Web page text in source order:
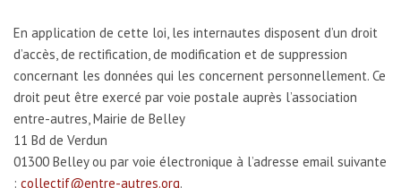
En application de cette loi, les internautes disposent d’un droit
d’accès, de rectification, de modification et de suppression
concernant les données qui les concernent personnellement. Ce
droit peut être exercé par voie postale auprès l’association
entre-autres, Mairie de Belley
11 Bd de Verdun
01300 Belley ou par voie électronique à l’adresse email suivante
: collectif@entre-autres.org.